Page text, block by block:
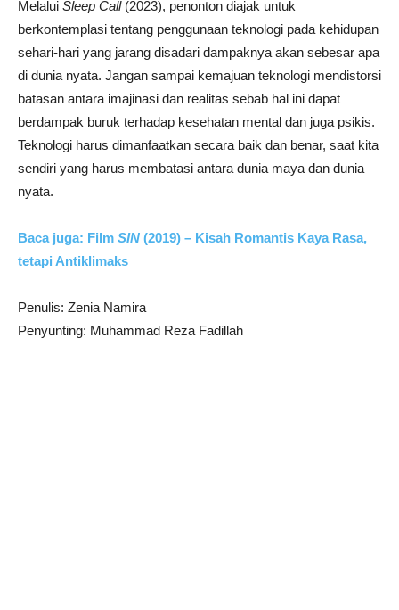
Melalui Sleep Call (2023), penonton diajak untuk
berkontemplasi tentang penggunaan teknologi pada kehidupan
sehari-hari yang jarang disadari dampaknya akan sebesar apa
di dunia nyata. Jangan sampai kemajuan teknologi mendistorsi
batasan antara imajinasi dan realitas sebab hal ini dapat
berdampak buruk terhadap kesehatan mental dan juga psikis.
Teknologi harus dimanfaatkan secara baik dan benar, saat kita
sendiri yang harus membatasi antara dunia maya dan dunia
nyata.
Baca juga: Film SIN (2019) – Kisah Romantis Kaya Rasa,
tetapi Antiklimaks
Penulis: Zenia Namira
Penyunting: Muhammad Reza Fadillah